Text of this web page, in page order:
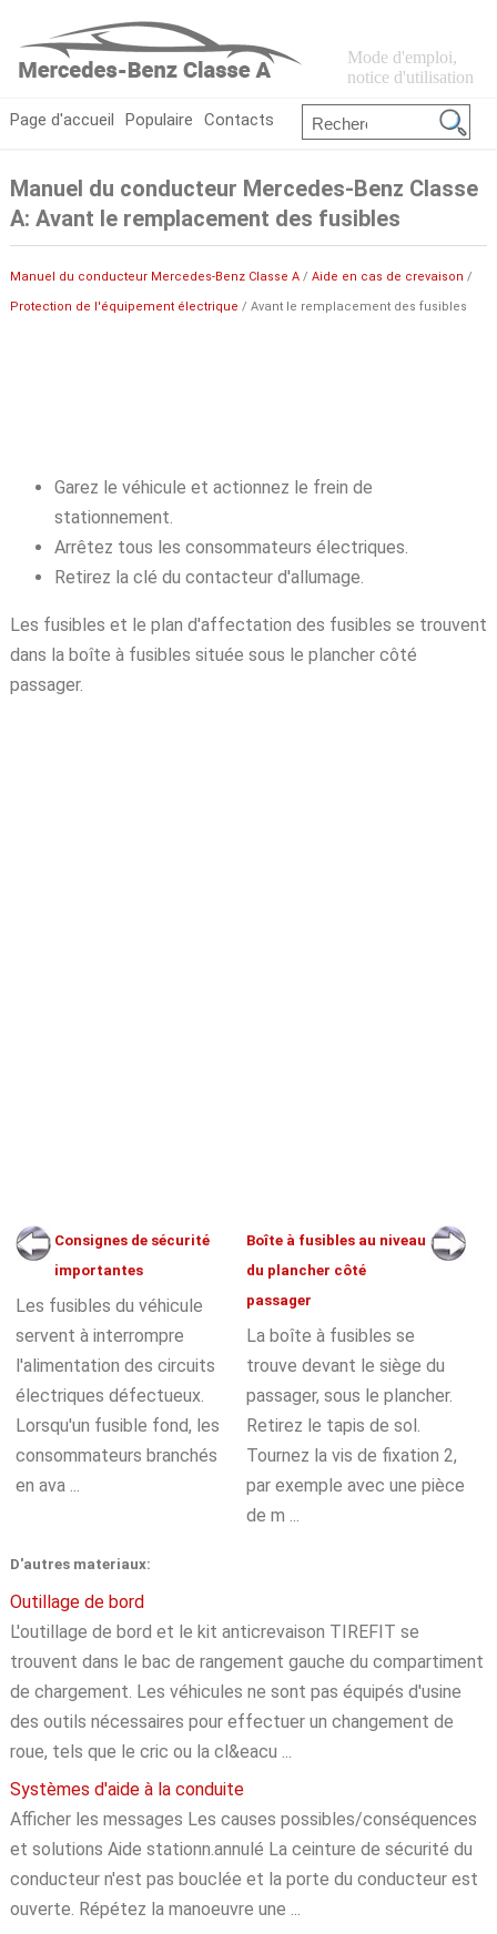
Mode d'emploi,
notice d'utilisation
Page d'accueil Populaire Contacts
Manuel du conducteur Mercedes-Benz Classe
A: Avant le remplacement des fusibles
Manuel du conducteur Mercedes-Benz Classe A/ Aide en cas de crevaison /
Protection de l'équipement électrique / Avant le remplacement des fusibles
Garez le véhicule et actionnez le frein de
stationnement.
Arrêtez tous les consommateurs électriques.
Retirez la clé du contacteur d'allumage.
Les fusibles et le plan d'affectation des fusibles se trouvent
dans la boîte à fusibles située sous le plancher côté
passager.
Consignes de sécurité
importantes
Les fusibles du véhicule
servent à interrompre
l'alimentation des circuits
électriques défectueux.
Lorsqu'un fusible fond, les
consommateurs branchés
en ava ...
Boîte à fusibles au niveau
du plancher côté
passager
La boîte à fusibles se
trouve devant le siège du
passager, sous le plancher.
Retirez le tapis de sol.
Tournez la vis de fixation 2,
par exemple avec une pièce
de m ...
D'autres materiaux:
Outillage de bord
L'outillage de bord et le kit anticrevaison TIREFIT se
trouvent dans le bac de rangement gauche du compartiment
de chargement. Les véhicules ne sont pas équipés d'usine
des outils nécessaires pour effectuer un changement de
roue, tels que le cric ou la cl&eacu ...
Systèmes d'aide à la conduite
Afficher les messages Les causes possibles/conséquences
et solutions Aide stationn.annulé La ceinture de sécurité du
conducteur n'est pas bouclée et la porte du conducteur est
ouverte. Répétez la manoeuvre une ...